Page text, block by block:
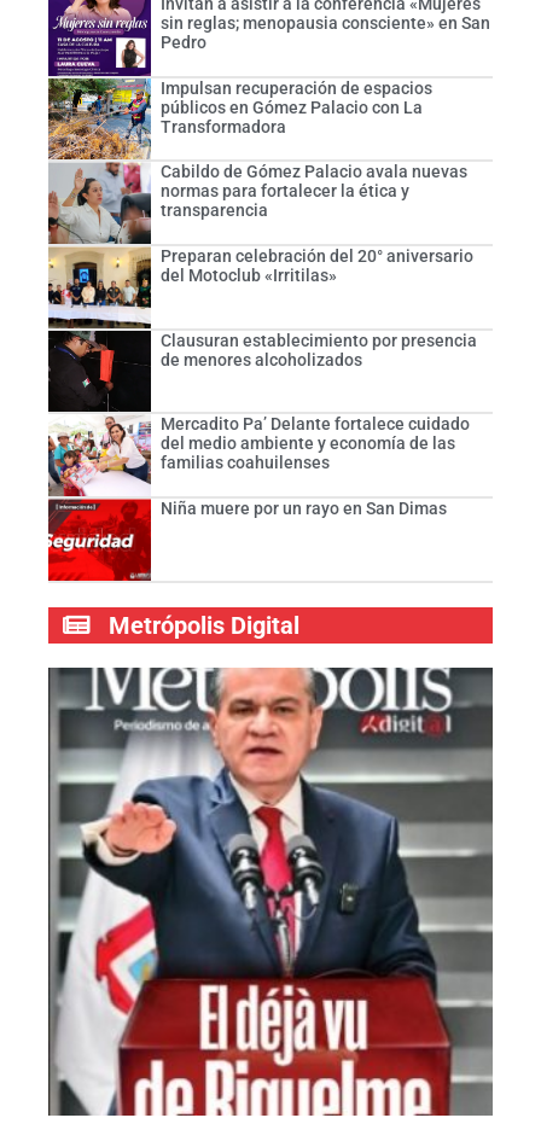
sin reglas; menopausia consciente» en San
Pedro
Impulsan recuperación de espacios
públicos en Gómez Palacio con La
Transformadora
Cabildo de Gómez Palacio avala nuevas
normas para fortalecer la ética y
transparencia
Preparan celebración del 20° aniversario
del Motoclub «Irritilas»
Clausuran establecimiento por presencia
de menores alcoholizados
Mercadito Pa’ Delante fortalece cuidado
del medio ambiente y economía de las
familias coahuilenses
Niña muere por un rayo en San Dimas
Metrópolis Digital